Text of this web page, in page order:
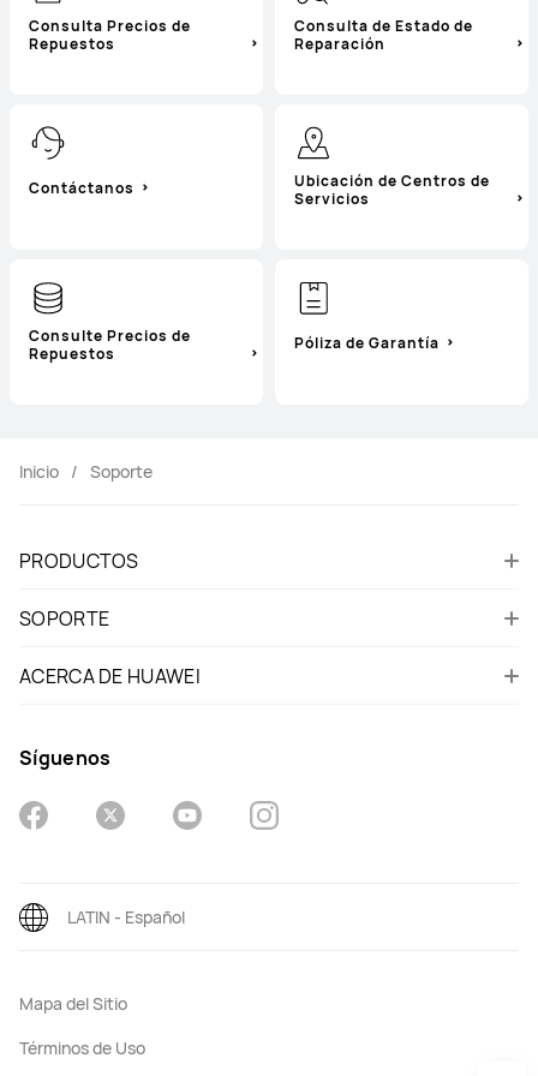
Consulta Precios de
Repuestos
Consulta de Estado de
Reparación
Contáctanos
Ubicación de Centros de
Servicios
Consulte Precios de
Repuestos
Póliza de Garantía
Inicio Soporte
PRODUCTOS
SOPORTE
ACERCA DE HUAWEI
Síguenos
Mapa del Sitio
Términos de Uso
LATIN - Español